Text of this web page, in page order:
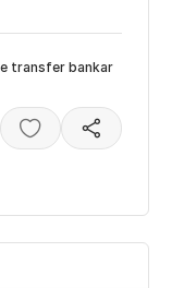
transfer bankar